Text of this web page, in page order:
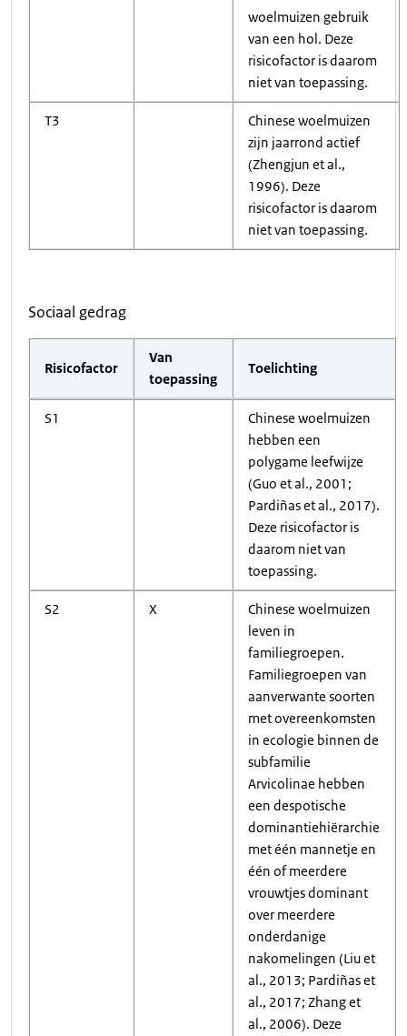
woelmuizen gebruik
van een hol. Deze
risicofactor is daarom
niet van toepassing.
T3
Chinese woelmuizen
zijn jaarrond actief
(Zhengjun et al.,
1996). Deze
risicofactor is daarom
niet van toepassing.
Sociaal gedrag
Risicofactor
Van
toepassing
Toelichting
S1
Chinese woelmuizen
hebben een
polygame leefwijze
(Guo et al., 2001;
Pardiñas et al., 2017).
Deze risicofactor is
daarom niet van
toepassing.
S2 X
Chinese woelmuizen
leven in
familiegroepen.
Familiegroepen van
aanverwante soorten
met overeenkomsten
in ecologie binnen de
subfamilie
Arvicolinae hebben
een despotische
dominantiehiërarchie
met één mannetje en
één of meerdere
vrouwtjes dominant
over meerdere
onderdanige
nakomelingen (Liu et
al., 2013; Pardiñas et
al., 2017; Zhang et
al., 2006). Deze